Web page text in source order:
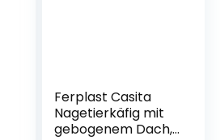
Ferplast Casita
Nagetierkäfig mit
gebogenem Dach,